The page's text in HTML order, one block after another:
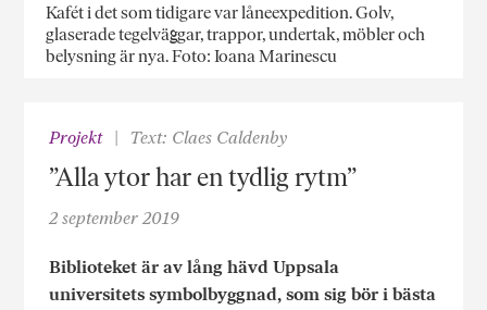
Kafét i det som tidigare var låneexpedition. Golv,
glaserade tegelväggar, trappor, undertak, möbler och
belysning är nya. Foto: Ioana Marinescu
Projekt Text: Claes Caldenby
”Alla ytor har en tydlig rytm”
2 september 2019
Biblioteket är av lång hävd Uppsala
universitets symbolbyggnad, som sig bör i bästa